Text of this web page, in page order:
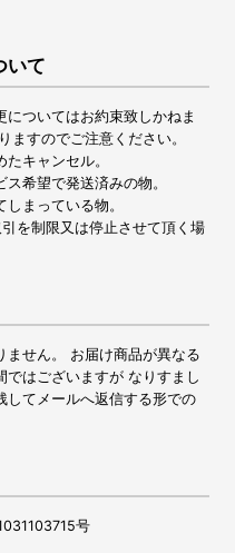
いて
ついてはお約束致しかねま
ますのでご注意ください。
キャンセル。
希望で発送済みの物。
まっている物。
を制限又は停止させて頂く場
ません。 お届け商品が異なる
はございますが なりすまし
してメールへ返信する形での
号